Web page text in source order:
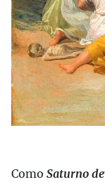
Como Saturno